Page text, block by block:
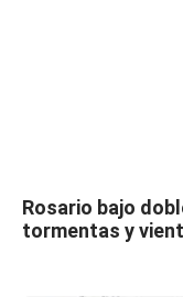
Rosario bajo
tormentas y